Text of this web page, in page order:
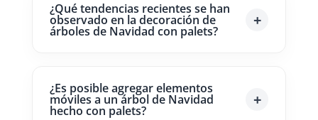
¿Qué tendencias recientes se han
observado en la decoración de
árboles de Navidad con palets?
¿Es posible agregar elementos
móviles a un árbol de Navidad
hecho con palets?